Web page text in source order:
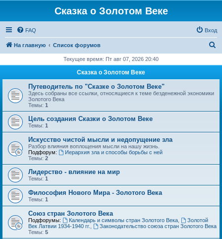
Сказка о Золотом Веке
FAQ Вход
На главную Список форумов
с
Текущее время: Пт авг 07, 2026 20:40
Сказка о Золотом Веке
Путеводитель по "Сказке о Золотом Веке"
Здесь собраны все ссылки, относящиеся к теме безденежной экономики
Золотого Века
Темы: 1
Цель создания Сказки о Золотом Веке
Темы: 1
Искусство чистой мысли и недопущение зла
Разбор влияния воплощения мысли на нашу жизнь.
Подфорум:
Иерархия зла и способы борьбы с ней
Темы: 2
Лидерство - влияние на мир
Темы: 1
Философия Нового Мира - Золотого Века
Темы: 1
Cоюз стран Золотого Века
Подфорумы: Календарь и символы стран Золотого Века,
Золотой
Век Латвии 1934-1940 гг.
Законодательство союза стран Золотого Века
Темы: 5